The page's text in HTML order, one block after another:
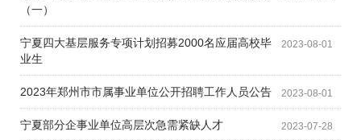
（一）
2023-08-01
宁夏四大基层服务专项计划招募2000名应届高校毕
业生
2023-08-01
2023年郑州市市属事业单位公开招聘工作人员公告
2023-07-28
宁夏部分企事业单位高层次急需紧缺人才